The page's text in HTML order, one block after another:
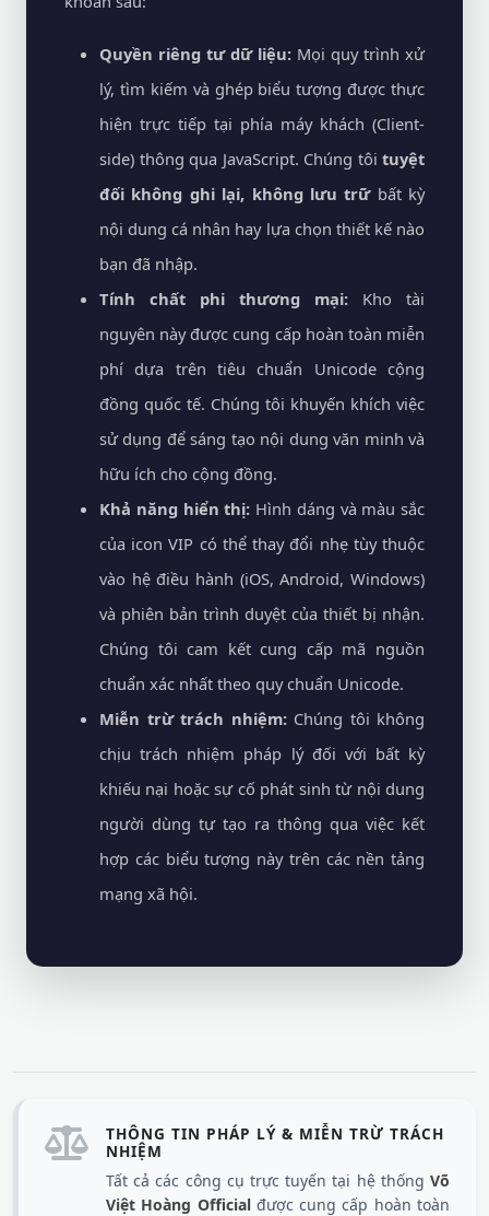
Quyền riêng tư dữ liệu: Mọi quy trình xử
lý, tìm kiếm và ghép biểu tượng được thực
hiện trực tiếp tại phía máy khách (Client-
side) thông qua JavaScript. Chúng tôi tuyệt
đối không ghi lại, không lưu trữbất kỳ
nội dung cá nhân hay lựa chọn thiết kế nào
bạn đã nhập.
Tính chất phi thương mại: Kho tài
nguyên này được cung cấp hoàn toàn miễn
phí dựa trên tiêu chuẩn Unicode cộng
đồng quốc tế. Chúng tôi khuyến khích việc
sử dụng để sáng tạo nội dung văn minh và
hữu ích cho cộng đồng.
Khả năng hiển thị: Hình dáng và màu sắc
của icon VIP có thể thay đổi nhẹ tùy thuộc
vào hệ điều hành (iOS, Android, Windows)
và phiên bản trình duyệt của thiết bị nhận.
Chúng tôi cam kết cung cấp mã nguồn
chuẩn xác nhất theo quy chuẩn Unicode.
Miễn trừ trách nhiệm:Chúng tôi không
chịu trách nhiệm pháp lý đối với bất kỳ
khiếu nại hoặc sự cố phát sinh từ nội dung
người dùng tự tạo ra thông qua việc kết
hợp các biểu tượng này trên các nền tảng
mạng xã hội.
THÔNG TIN PHÁP LÝ & MIỄN TRỪ TRÁCH
NHIỆM
Tất cả các công cụ trực tuyến tại hệ thống Võ
Việt Hoàng Officialđược cung cấp hoàn toàn